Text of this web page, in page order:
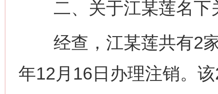
二、关于江某莲名下
经查，江某莲共有2家
年12月16日办理注销。